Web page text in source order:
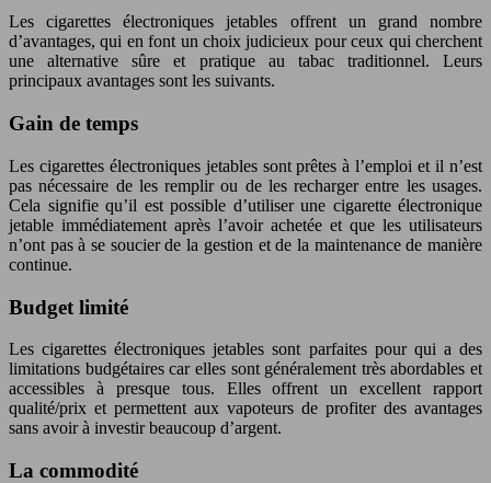
Les cigarettes électroniques jetables offrent un grand nombre
d’avantages, qui en font un choix judicieux pour ceux qui cherchent
une alternative sûre et pratique au tabac traditionnel. Leurs
principaux avantages sont les suivants.
Gain de temps
Les cigarettes électroniques jetables sont prêtes à l’emploi et il n’est
pas nécessaire de les remplir ou de les recharger entre les usages.
Cela signifie qu’il est possible d’utiliser une cigarette électronique
jetable immédiatement après l’avoir achetée et que les utilisateurs
n’ont pas à se soucier de la gestion et de la maintenance de manière
continue.
Budget limité
Les cigarettes électroniques jetables sont parfaites pour qui a des
limitations budgétaires car elles sont généralement très abordables et
accessibles à presque tous. Elles offrent un excellent rapport
qualité/prix et permettent aux vapoteurs de profiter des avantages
sans avoir à investir beaucoup d’argent.
La commodité